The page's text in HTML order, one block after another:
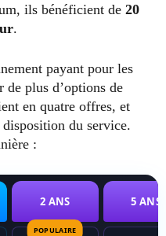
ils bénéficient de 20
.
payant pour les
plus d’options de
en quatre offres, et
du service.
:
2 ANS 5 ANS
POPULAIRE